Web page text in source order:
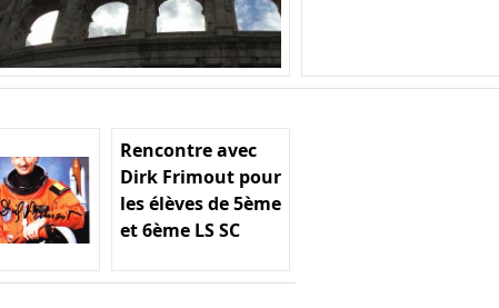
Rencontre avec
Dirk Frimout pour
les élèves de 5ème
et 6ème LS SC